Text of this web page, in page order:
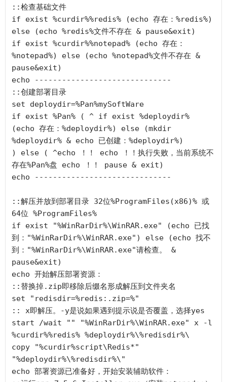
::检查基础文件
if exist %curdir%%redis% (echo 存在：%redis%)
else (echo %redis%文件不存在 & pause&exit)
if exist %curdir%%notepad% (echo 存在：
%notepad%) else (echo %notepad%文件不存在 &
pause&exit)
echo ------------------------------
::创建部署目录
set deploydir=%Pan%mySoftWare
if exist %Pan% ( ^ if exist %deploydir%
(echo 存在：%deploydir%) else (mkdir
%deploydir% & echo 已创建：%deploydir%)
) else ( ^echo ！！ echo ！！执行失败，当前系统不
存在%Pan%盘 echo ！！ pause & exit)
echo ------------------------------
::解压并放到部署目录 32位%ProgramFiles(x86)% 或
64位 %ProgramFiles%
if exist "%WinRarDir%\WinRAR.exe" (echo 已找
到："%WinRarDir%\WinRAR.exe") else (echo 找不
到："%WinRarDir%\WinRAR.exe"请检查。 &
pause&exit)
echo 开始解压部署资源：
::替换掉.zip即移除后缀名形成解压到文件夹名
set "redisdir=%redis:.zip=%"
:: x即解压。-y是说如果遇到提示说是否覆盖，选择yes
start /wait "" "%WinRarDir%\WinRAR.exe" x -l
%curdir%%redis% %deploydir%\%redisdir%\
copy "%curdir%script\Redis*"
"%deploydir%\%redisdir%\"
echo 部署资源已准备好，开始安装辅助软件：